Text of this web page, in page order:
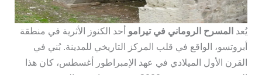
يُعد المسرح الروماني في تيرامو أحد الكنوز الأثرية في منطقة
أبروتسو، الواقع في قلب المركز التاريخي للمدينة. بُني في
القرن الأول الميلادي في عهد الإمبراطور أغسطس، كان هذا